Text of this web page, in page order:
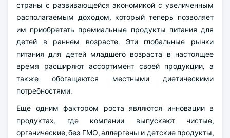
страны с развивающейся экономикой с увеличенным
располагаемым доходом, который теперь позволяет
им приобретать премиальные продукты питания для
детей в раннем возрасте. Эти глобальные рынки
питания для детей младшего возраста в настоящее
время расширяют ассортимент своей продукции, а
также обогащаются местными диетическими
потребностями.
Еще одним фактором роста являются инновации в
продуктах, где компании выпускают чистые,
органические, без ГМО, аллергены и детские продукты,